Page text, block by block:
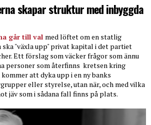
skapar struktur med inbyggda
går till val med löftet om en statlig
ska "växla upp" privat kapital i det partiet
Ett förslag som väcker frågor som ännu
personer som återfinns kretsen kring
att dyka upp i en ny banks
eller styrelse, utan när, och med vilka
jäv som i sådana fall finns på plats.